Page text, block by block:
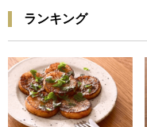
ランキング